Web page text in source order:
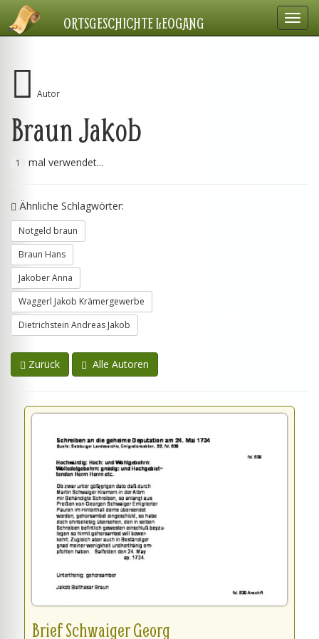
ORTSGESCHICHTE LEOGANG
Autor
Braun Jakob
1 mal verwendet...
Ähnliche Schlagwörter:
Notgeld braun
Braun Hans
Jakober Anna
Waggerl Jakob Krämergewerbe
Dietrichstein Andreas Jakob
Zurück Alle Autoren
Brief Schwaiger Georg